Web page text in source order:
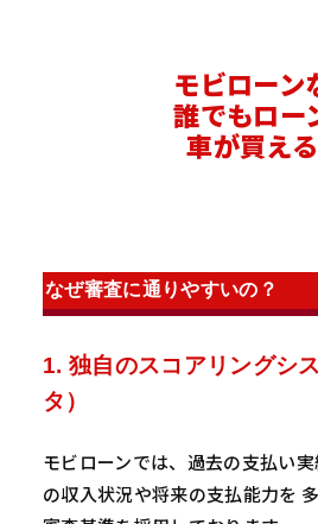
モビローン
誰でもロー
車が買える
なぜ審査に通りやすいの？
1. 独自のスコアリングシ
タ）
モビローンでは、過去の支払い
の収入状況や将来の支払能力を